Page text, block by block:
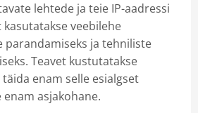
lehtede ja teie IP-aadressi
kasutatakse veebilehe
parandamiseks ja tehniliste
Teavet kustutatakse
enam selle esialgset
asjakohane.